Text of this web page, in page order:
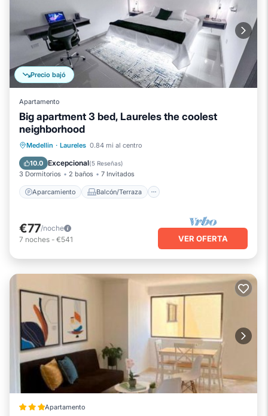
Precio bajó
Apartamento
Big apartment 3 bed, Laureles the coolest
neighborhood
Medellin · Laureles 0.84 mi al centro
10.0 Excepcional(5 Reseñas)
3 Dormitorios 2 baños 7 Invitados
Aparcamiento Balcón/Terraza
Aparcamiento
Balcón/Terraza
Cocina
Internet
€77/noche
7 noches - €541 VER OFERTA
Apartamento